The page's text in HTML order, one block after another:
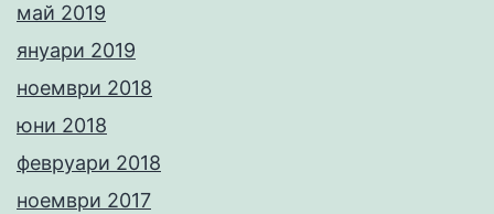
май 2019
януари 2019
ноември 2018
юни 2018
февруари 2018
ноември 2017